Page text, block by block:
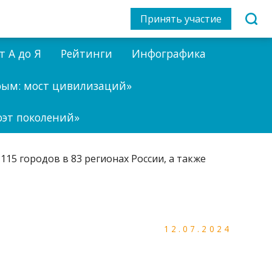
Принять участие
А до Я Рейтинги Инфографика
мост цивилизаций»
поколений»
12.07.2024